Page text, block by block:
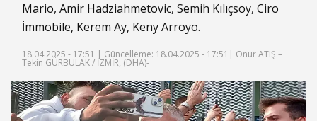
Mario, Amir Hadziahmetovic, Semih Kılıçsoy, Ciro
İmmobile, Kerem Ay, Keny Arroyo.
18.04.2025 - 17:51 | Güncelleme: 18.04.2025 - 17:51 | Onur ATIŞ –
Tekin GÜRBULAK / İZMİR, (DHA)-